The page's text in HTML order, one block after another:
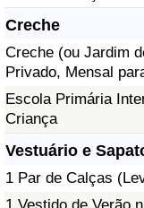
Creche
Creche (ou Jardim
Privado, Mensal
Escola Primária
Criança
Vestuário e
1 Par de Calças